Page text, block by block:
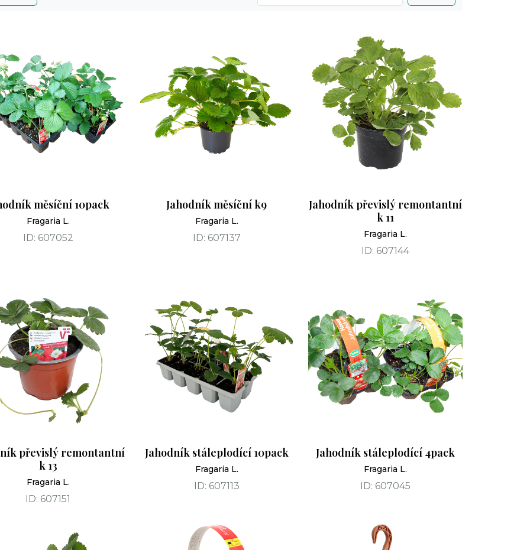
měsíční 10pack
Fragaria L.
ID: 607052
Jahodník měsíční k9
Fragaria L.
ID: 607137
Jahodník převislý remontantní
k 11
Fragaria L.
ID: 607144
převislý remontantní
k 13
Fragaria L.
ID: 607151
Jahodník stáleplodící 10pack
Fragaria L.
ID: 607113
Jahodník stáleplodící 4pack
Fragaria L.
ID: 607045